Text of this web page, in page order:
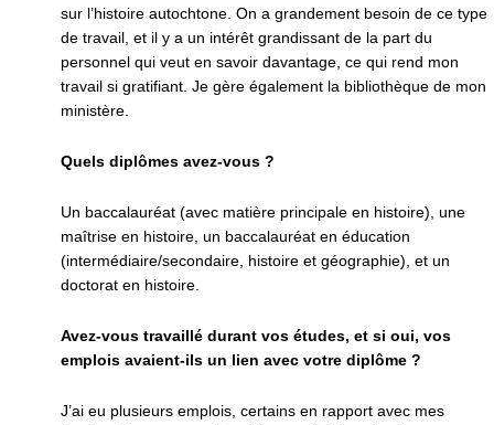
sur l’histoire autochtone. On a grandement besoin de ce type
de travail, et il y a un intérêt grandissant de la part du
personnel qui veut en savoir davantage, ce qui rend mon
travail si gratifiant. Je gère également la bibliothèque de mon
ministère.
Quels diplômes avez-vous ?
Un baccalauréat (avec matière principale en histoire), une
maîtrise en histoire, un baccalauréat en éducation
(intermédiaire/secondaire, histoire et géographie), et un
doctorat en histoire.
Avez-vous travaillé durant vos études, et si oui, vos
emplois avaient-ils un lien avec votre diplôme ?
J’ai eu plusieurs emplois, certains en rapport avec mes